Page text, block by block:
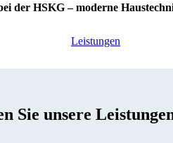
der HSKG – moderne
Leistungen
Sie unsere